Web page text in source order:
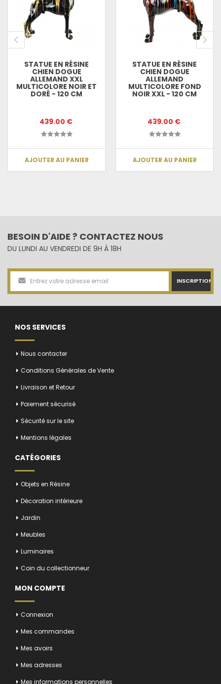
STATUE EN RÉSINE
CHIEN DOGUE
ALLEMAND XXL
MULTICOLORE NOIR ET
DORÉ - 120 CM
439.00 €
AJOUTER AU PANIER
STATUE EN RÉSINE
CHIEN DOGUE
ALLEMAND
MULTICOLORE FOND
NOIR XXL - 120 CM
439.00 €
AJOUTER AU PANIER
BESOIN D'AIDE ? CONTACTEZ NOUS
DU LUNDI AU VENDREDI DE 9H À 18H
INSCRIPTION
NOS SERVICES
Nous contacter
Conditions Générales de Vente
Livraison et Retour
Paiement sécurisé
Sécurité sur le site
Mentions légales
CATÉGORIES
Objets en Résine
Décoration intérieure
Jardin
Meubles
Luminaires
Coin du collectionneur
MON COMPTE
Connexion
Mes commandes
Mes avoirs
Mes adresses
Mes informations personnelles